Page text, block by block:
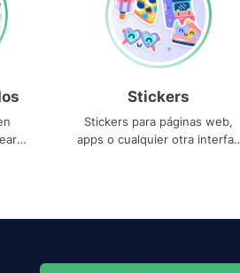
Stickers
Stickers para páginas web,
apps o cualquier otra interfaz